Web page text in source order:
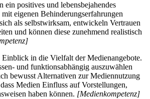
ein positives und lebensbejahendes
eigenen Behinderungserfahrungen
als selbstwirksam, entwickeln Vertrauen
und können diese zunehmend realistisch
in die Vielfalt der Medienangebote.
und funktionsabhängig auszuwählen
bewusst Alternativen zur Mediennutzung
Medien Einfluss auf Vorstellungen,
haben können. [Medienkompetenz]